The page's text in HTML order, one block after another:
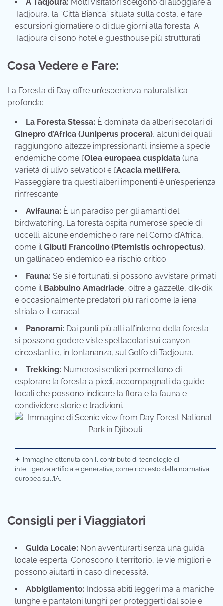
A Tadjoura: Molti visitatori scelgono di alloggiare a
Tadjoura, la “Città Bianca” situata sulla costa, e fare
escursioni giornaliere o di due giorni alla foresta. A
Tadjoura ci sono hotel e guesthouse più strutturati.
Cosa Vedere e Fare:
La Foresta di Day offre un’esperienza naturalistica
profonda:
La Foresta Stessa: È dominata da alberi secolari di
Ginepro d’Africa (Juniperus procera), alcuni dei quali
raggiungono altezze impressionanti, insieme a specie
endemiche come l’Olea europaea cuspidata (una
varietà di ulivo selvatico) e l’Acacia mellifera.
Passeggiare tra questi alberi imponenti è un’esperienza
rinfrescante.
Avifauna: È un paradiso per gli amanti del
birdwatching. La foresta ospita numerose specie di
uccelli, alcune endemiche o rare nel Corno d’Africa,
come ilGibuti Francolino (Pternistis ochropectus),
un gallinaceo endemico e a rischio critico.
Fauna: Se si è fortunati, si possono avvistare primati
come il Babbuino Amadriade, oltre a gazzelle, dik-dik
e occasionalmente predatori più rari come la iena
striata o il caracal.
Panorami: Dai punti più alti all’interno della foresta
si possono godere viste spettacolari sui canyon
circostanti e, in lontananza, sul Golfo di Tadjoura.
Trekking: Numerosi sentieri permettono di
esplorare la foresta a piedi, accompagnati da guide
locali che possono indicare la flora e la fauna e
condividere storie e tradizioni.
✦ Immagine ottenuta con il contributo di tecnologie di
intelligenza artificiale generativa, come richiesto dalla normativa
europea sull’IA.
Consigli per i Viaggiatori
Guida Locale: Non avventurarti senza una guida
locale esperta. Conoscono il territorio, le vie migliori e
possono aiutarti in caso di necessità.
Abbigliamento: Indossa abiti leggeri ma a maniche
lunghe e pantaloni lunghi per proteggerti dal sole e